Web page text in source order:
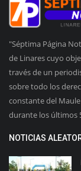
"Séptima Página
de Linares cuyo
través de un
sobre todo los
constante del
durante los últimos
NOTICIAS